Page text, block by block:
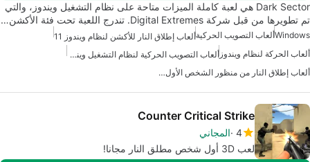
Dark Sector هي لعبة كاملة الميزات متاحة على نظام التشغيل ويندوز، والتي
تم تطويرها من قبل شركة Digital Extremes. تندرج اللعبة تحت فئة الأكشن…
Windowsألعاب التصويب الحركيةألعاب إطلاق النار للأكشن لنظام ويندوز 11
ألعاب الحركة لنظام ويندوز
ألعاب التصويب الحركية لنظام التشغيل ويندوز 10
ألعاب إطلاق النار من منظور الشخص الأول لويندوز
Counter Critical Strike
4 المجاني
لعب 3D أول شخص مطلق النار مجانا!